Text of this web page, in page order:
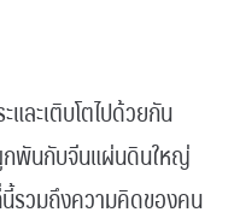
ละเติบโตไปด้วยกัน
กพันกับจีนแผ่นดินใหญ่
นี้รวมถึงความคิดของคน